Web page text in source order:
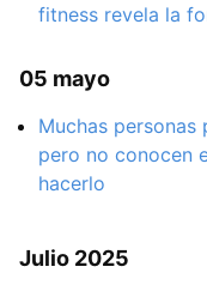
fitness revela la
05 mayo
Muchas personas
pero no conocen
hacerlo
Julio 2025